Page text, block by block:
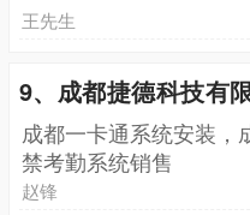
王先生
9、成都捷德科技有
成都一卡通系统安装，
禁考勤系统销售
赵锋